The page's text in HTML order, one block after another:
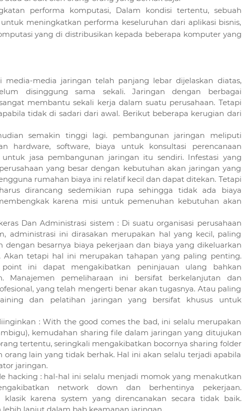
performa komputasi, Dalam kondisi tertentu, sebuah
meningkatkan performa keseluruhan dari aplikasi bisnis,
yang di distribusikan kepada beberapa komputer yang
media-media jaringan telah panjang lebar dijelaskan diatas,
disinggung sama sekali. Jaringan dengan berbagai
membantu sekali kerja dalam suatu perusahaan. Tetapi
tidak di sadari dari awal. Berikut beberapa kerugian dari
semakin tinggi lagi. pembangunan jaringan meliputi
hardware, software, biaya untuk konsultasi perencanaan
jasa pembangunan jaringan itu sendiri. Infestasi yang
yang besar dengan kebutuhan akan jaringan yang
rumahan biaya ini relatif kecil dan dapat ditekan. Tetapi
dirancang sedemikian rupa sehingga tidak ada biaya
karena misi untuk pemenuhan kebutuhan akan
Dan Administrasi sistem : Di suatu organisasi perusahaan
administrasi ini dirasakan merupakan hal yang kecil, paling
dengan besarnya biaya pekerjaan dan biaya yang dikeluarkan
Akan tetapi hal ini merupakan tahapan yang paling penting.
point ini dapat mengakibatkan peninjauan ulang bahkan
Manajemen pemeliharaan ini bersifat berkelanjutan dan
yang telah mengerti benar akan tugasnya. Atau paling
dan pelatihan jaringan yang bersifat khusus untuk
: With the good comes the bad, ini selalu merupakan
kemudahan sharing file dalam jaringan yang ditujukan
tertentu, seringkali mengakibatkan bocornya sharing folder
orang lain yang tidak berhak. Hal ini akan selalu terjadi apabila
jaringan.
hacking : hal-hal ini selalu menjadi momok yang menakutkan
network down dan berhentinya pekerjaan.
klasik karena system yang direncanakan secara tidak baik.